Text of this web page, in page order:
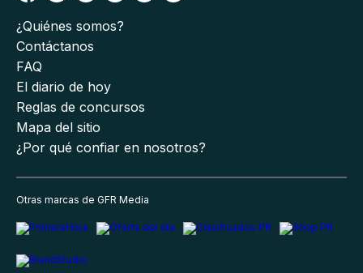
¿Quiénes somos?
Contáctanos
FAQ
El diario de hoy
Reglas de concursos
Mapa del sitio
¿Por qué confiar en nosotros?
Otras marcas de GFR Media